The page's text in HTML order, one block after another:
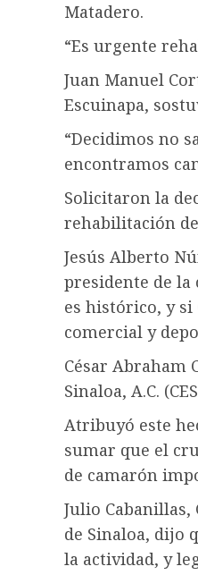
Matadero.
“Es urgente
Juan Manuel
Escuinapa,
“Decidimos no
encontramos
Solicitaron la
rehabilitación
Jesús Alberto
presidente de la
es histórico, y
comercial y
César Abraham
Sinaloa, A.C.
Atribuyó este
sumar que el
de camarón
Julio Cabanillas,
de Sinaloa, dijo
la actividad, y